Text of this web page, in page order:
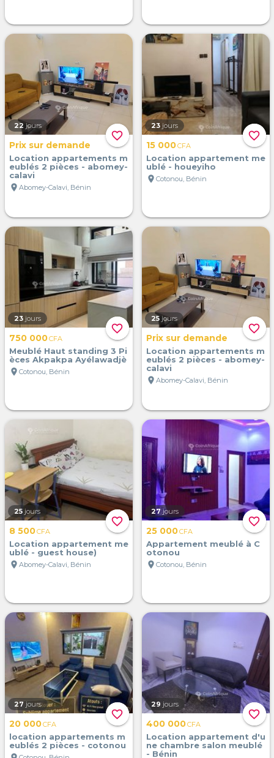
favorite_border
22 jours
Prix sur demande
Location appartements m
eublés 2 pièces - abomey-
calavi
location_on Abomey-Calavi, Bénin
favorite_border
23 jours
15 000CFA
Location appartement me
ublé - houeyiho
location_on Cotonou, Bénin
favorite_border
23 jours
750 000CFA
Meublé Haut standing 3 Pi
èces Akpakpa Ayélawadjè
location_on Cotonou, Bénin
favorite_border
25 jours
Prix sur demande
Location appartements m
eublés 2 pièces - abomey-
calavi
location_on Abomey-Calavi, Bénin
favorite_border
25 jours
8 500CFA
Location appartement me
ublé - guest house)
location_on Abomey-Calavi, Bénin
favorite_border
27 jours
25 000CFA
Appartement meublé à C
otonou
location_on Cotonou, Bénin
favorite_border
27 jours
20 000CFA
location appartements m
eublés 2 pièces - cotonou
favorite_border
29 jours
400 000CFA
Location appartement d'u
ne chambre salon meublé
- Bénin